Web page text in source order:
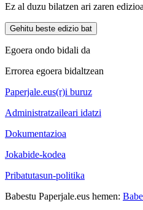
Ez al duzu bilatzen ari zaren
Gehitu beste edizio bat
Egoera ondo bidali da
Errorea egoera bidaltzean
Paperjale.eus(r)i buruz
Administratzaileari idatzi
Dokumentazioa
Jokabide-kodea
Pribatutasun-politika
Babestu Paperjale.eus hemen: